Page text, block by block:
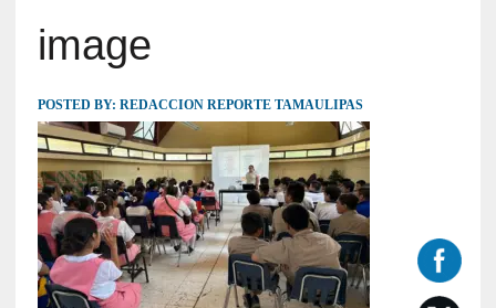
image
POSTED BY: REDACCION REPORTE TAMAULIPAS